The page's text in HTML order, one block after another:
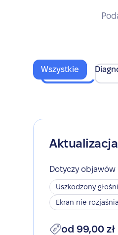
Wszystkie
Dotyczy objawów
Uszkodzony
Ekran nie
od 99,00 zł